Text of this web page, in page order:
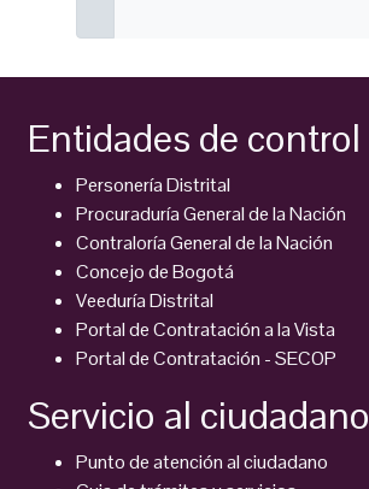
Entidades de control
Personería Distrital
Procuraduría General de la Nación
Contraloría General de la Nación
Concejo de Bogotá
Veeduría Distrital
Portal de Contratación a la Vista
Portal de Contratación - SECOP
Servicio al ciudadano
Punto de atención al ciudadano